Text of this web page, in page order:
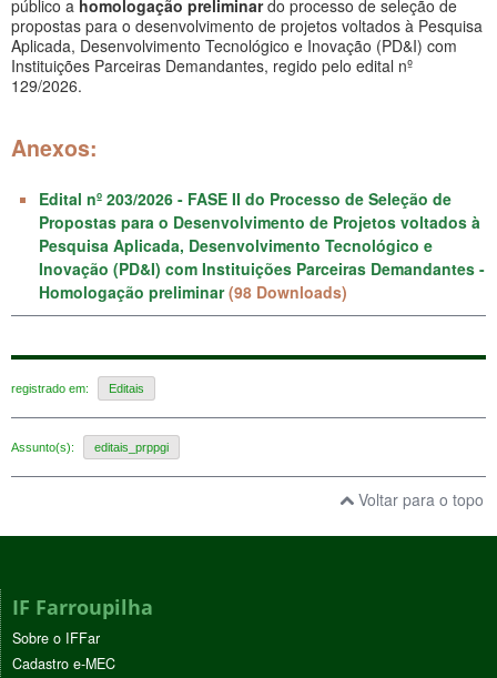
público a homologação preliminardo processo de seleção de
propostas para o desenvolvimento de projetos voltados à Pesquisa
Aplicada, Desenvolvimento Tecnológico e Inovação (PD&I) com
Instituições Parceiras Demandantes, regido pelo edital nº
129/2026.
Anexos:
Edital nº 203/2026 - FASE II do Processo de Seleção de
Propostas para o Desenvolvimento de Projetos voltados à
Pesquisa Aplicada, Desenvolvimento Tecnológico e
Inovação (PD&I) com Instituições Parceiras Demandantes -
Homologação preliminar(98 Downloads)
registrado em: Editais
Assunto(s): editais_prppgi
Voltar para o topo
IF Farroupilha
Sobre o IFFar
Cadastro e-MEC